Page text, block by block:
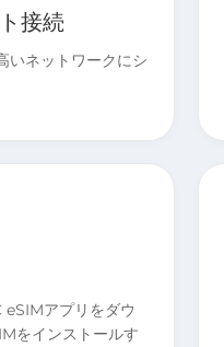
接続
いネットワークにシ
アプリをダウ
をインストールす